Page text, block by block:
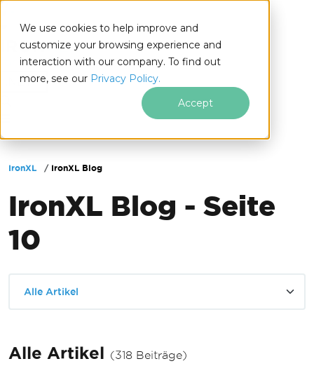
We use cookies to help improve and
customize your browsing experience and
interaction with our company. To find out
more, see our Privacy Policy.
Accept
.NET
Zum Fußzeileninhalt springen
IronXL IronXL Blog
IronXL Blog - Seite
10
Alle Artikel
Alle Artikel (318 Beiträge)